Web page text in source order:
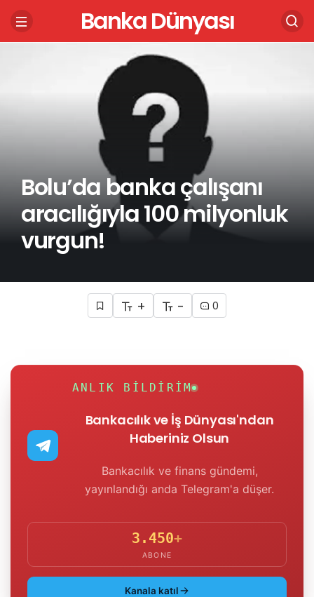
Banka Dünyası
Bolu’da banka çalışanı
aracılığıyla 100 milyonluk
vurgun!
+ - 0
ANLIK BILDIRIM
Bankacılık ve İş Dünyası'ndan
Haberiniz Olsun
Bankacılık ve finans gündemi,
yayınlandığı anda Telegram'a düşer.
3.450+
ABONE
Kanala katıl